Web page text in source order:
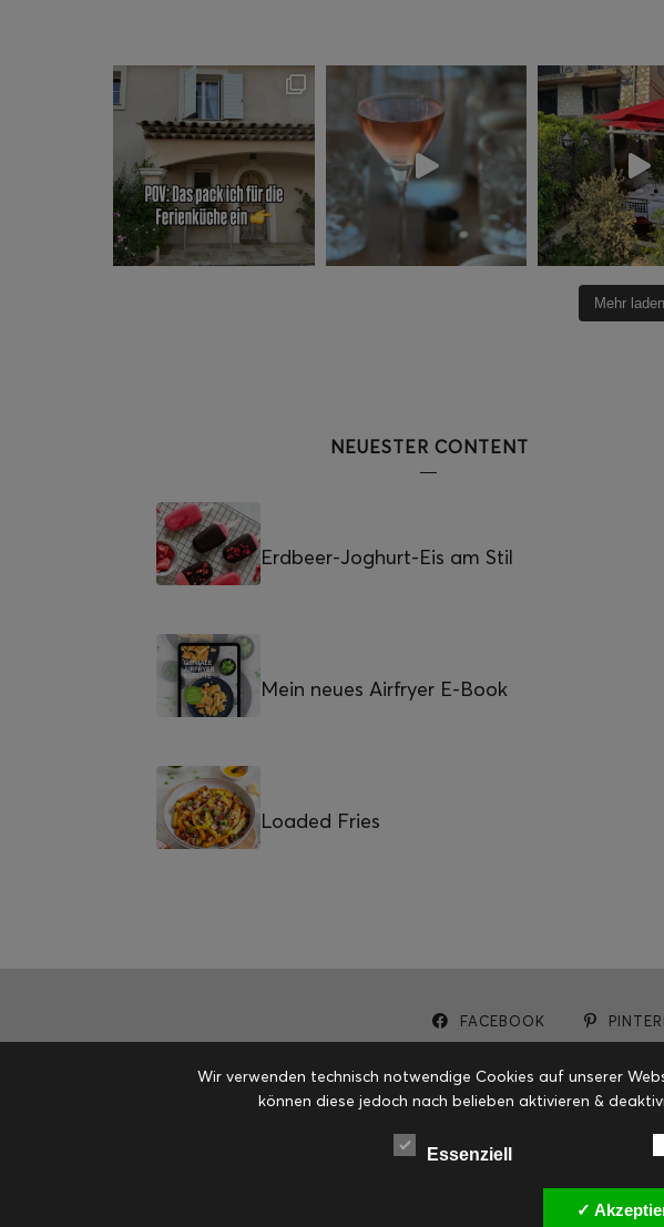
Mehr
NEUESTER CONTENT
Erdbeer-Joghurt-Eis am Stil
Mein neues Airfryer E-Book
Loaded Fries
FACEBOOK
Wir verwenden technisch notwendige Cookies auf unserer
können diese jedoch nach belieben aktivieren &
Essenziell
✓